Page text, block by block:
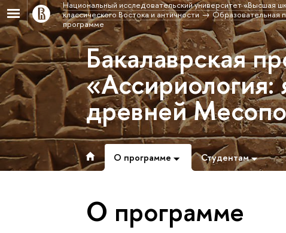
Национальный исследовательский университет «Высшая
классического Востока и античности
Образовательная
программе
Бакалаврская
«Ассириология:
древней
О программе Студентам
О программе